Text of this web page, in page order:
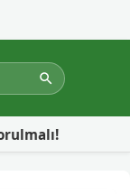
Yerinden Edilen